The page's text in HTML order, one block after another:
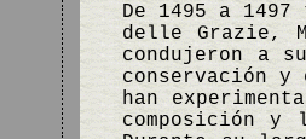
De 1495 a
delle Grazie,
condujeron a
conservación y
han
composición y